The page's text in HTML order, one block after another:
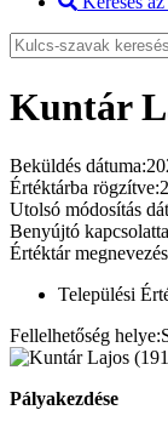
Kuntár
Beküldés dátuma:
Értéktárba rögzítve:
Utolsó módosítás
Benyújtó
Értéktár
Települési
Fellelhetőség helye:
Pályakezdése